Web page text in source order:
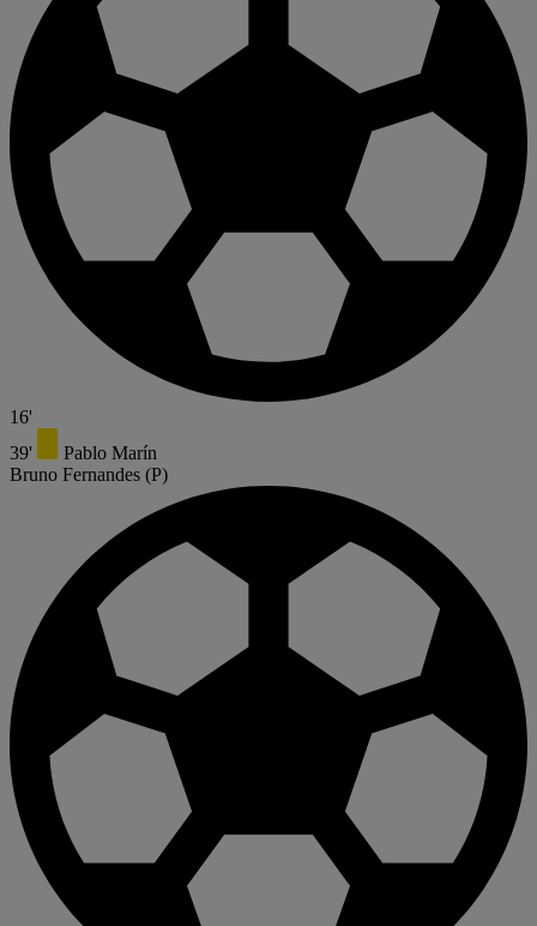
16'
39'
Pablo Marín
Bruno Fernandes (P)